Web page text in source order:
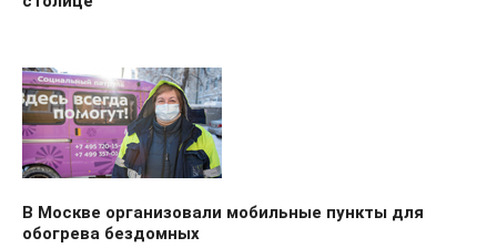
В Москве организовали мобильные пункты для
обогрева бездомных